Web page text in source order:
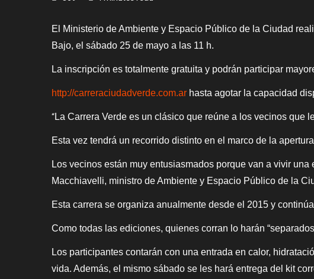
El Ministerio de Ambiente y Espacio Público de la Ciudad
Bajo, el sábado 25 de mayo a las 11 h.
La inscripción es totalmente gratuita y podrán participar
http://carreraciudadverde.com.ar hasta agotar la capacidad
“La Carrera Verde es un clásico que reúne a los vecinos que
Esta vez tendrá un recorrido distinto en el marco de la
Los vecinos están muy entusiasmados porque van a vivir
Macchiavelli, ministro de Ambiente y Espacio Público de la
Esta carrera se organiza anualmente desde el 2015 y
Como todas las ediciones, quienes corran lo harán
Los participantes contarán con una entrada en calor,
vida. Además, el mismo sábado se les hará entrega del kit